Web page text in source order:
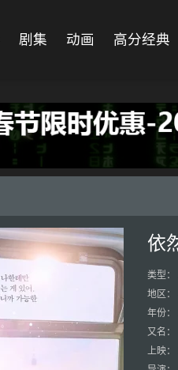
剧集 动画 高分经典
依
类型：
地区：
年份：
又名：
上映：